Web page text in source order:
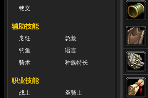
铭文
辅助技能
烹饪
急救
钓鱼
语言
骑术
种族特长
职业技能
战士
圣骑士